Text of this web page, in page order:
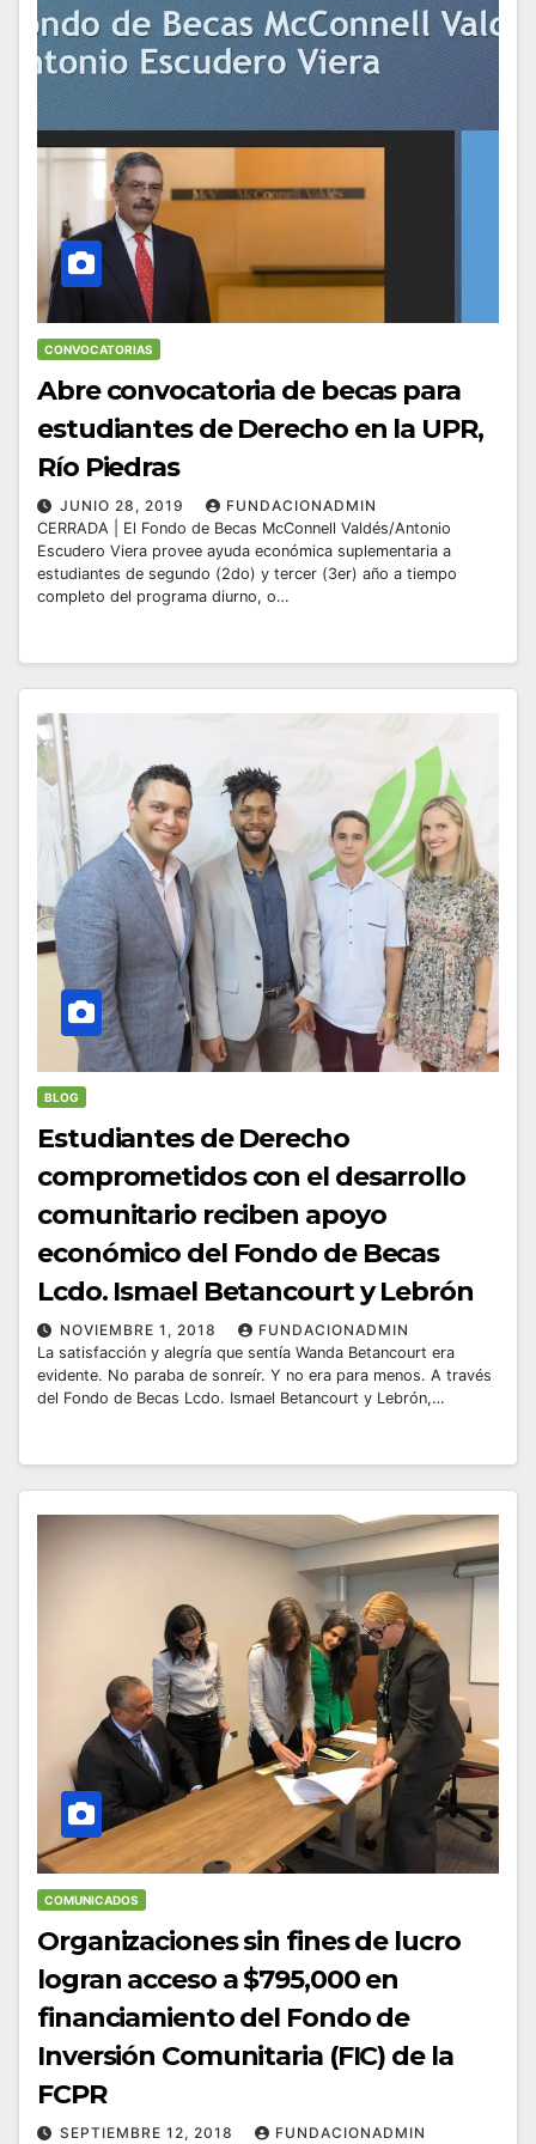
CONVOCATORIAS
Abre convocatoria de becas para
estudiantes de Derecho en la UPR,
Río Piedras
JUNIO 28, 2019
FUNDACIONADMIN
CERRADA | El Fondo de Becas McConnell Valdés/Antonio
Escudero Viera provee ayuda económica suplementaria a
estudiantes de segundo (2do) y tercer (3er) año a tiempo
completo del programa diurno, o…
BLOG
Estudiantes de Derecho
comprometidos con el desarrollo
comunitario reciben apoyo
económico del Fondo de Becas
Lcdo. Ismael Betancourt y Lebrón
NOVIEMBRE 1, 2018
FUNDACIONADMIN
La satisfacción y alegría que sentía Wanda Betancourt era
evidente. No paraba de sonreír. Y no era para menos. A través
del Fondo de Becas Lcdo. Ismael Betancourt y Lebrón,…
COMUNICADOS
Organizaciones sin fines de lucro
logran acceso a $795,000 en
financiamiento del Fondo de
Inversión Comunitaria (FIC) de la
FCPR
SEPTIEMBRE 12, 2018 FUNDACIONADMIN